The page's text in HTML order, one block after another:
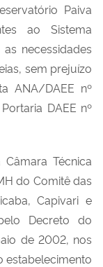
Paiva
ao Sistema
necessidades
sem prejuízo
ANA/DAEE nº
DAEE nº
Técnica
do Comitê das
Capivari e
Decreto do
de 2002, nos
estabelecimento